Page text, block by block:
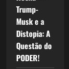
Trump-
Musk e a
Distopia: A
Questão do
PODER!